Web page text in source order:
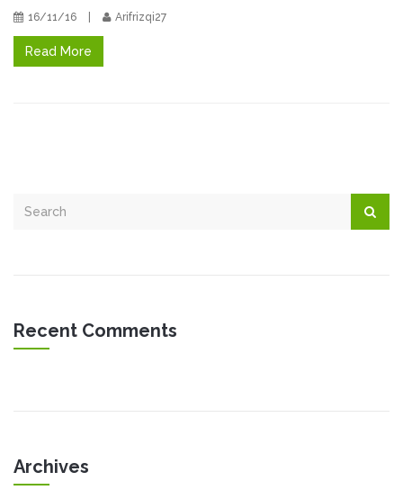
16/11/16 Arifrizqi27
Read More
Recent Comments
Archives